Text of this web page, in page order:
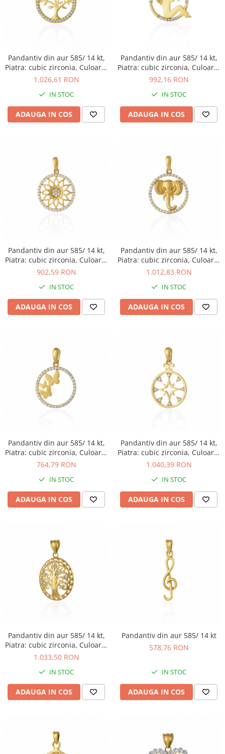
ACE DE CRAVATA
BRATARI PENTRU PICIOR
LANTURI TIP ROZARIU
Pandantiv din aur 585/ 14 kt,
Piatra: cubic zirconia, Culoare:
transparenta
1.026,61 RON
IN STOC
ADAUGA IN COS
Pandantiv din aur 585/ 14 kt,
Piatra: cubic zirconia, Culoare:
transparenta
992,16 RON
IN STOC
ADAUGA IN COS
Pandantiv din aur 585/ 14 kt,
Piatra: cubic zirconia, Culoare:
transparenta
902,59 RON
IN STOC
ADAUGA IN COS
Pandantiv din aur 585/ 14 kt,
Piatra: cubic zirconia, Culoare:
transparenta
1.012,83 RON
IN STOC
ADAUGA IN COS
Pandantiv din aur 585/ 14 kt,
Piatra: cubic zirconia, Culoare:
transparenta
764,79 RON
IN STOC
ADAUGA IN COS
Pandantiv din aur 585/ 14 kt,
Piatra: cubic zirconia, Culoare:
transparenta
1.040,39 RON
IN STOC
ADAUGA IN COS
Pandantiv din aur 585/ 14 kt,
Piatra: cubic zirconia, Culoare:
transparenta
1.033,50 RON
IN STOC
ADAUGA IN COS
Pandantiv din aur 585/ 14 kt
578,76 RON
IN STOC
ADAUGA IN COS